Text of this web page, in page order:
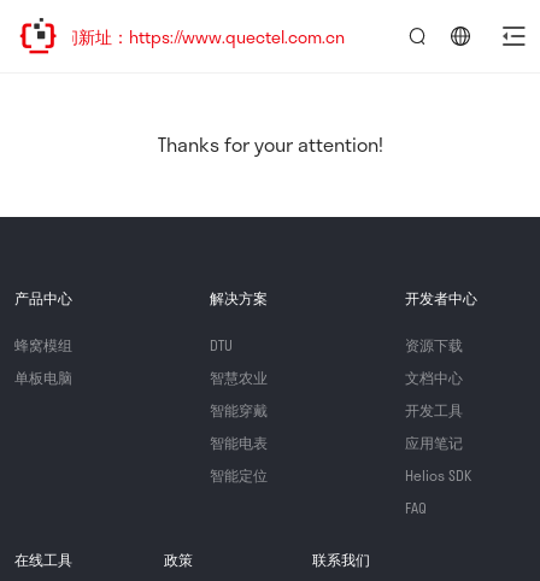
欢迎访问新址：https://www.quectel.com.cn
Thanks for your attention!
产品中心
蜂窝模组
单板电脑
解决方案
DTU
智慧农业
智能穿戴
智能电表
智能定位
开发者中心
资源下载
文档中心
开发工具
应用笔记
Helios SDK
FAQ
在线工具 政策 联系我们